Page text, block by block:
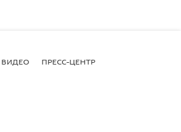
ВИДЕО ПРЕСС-ЦЕНТР